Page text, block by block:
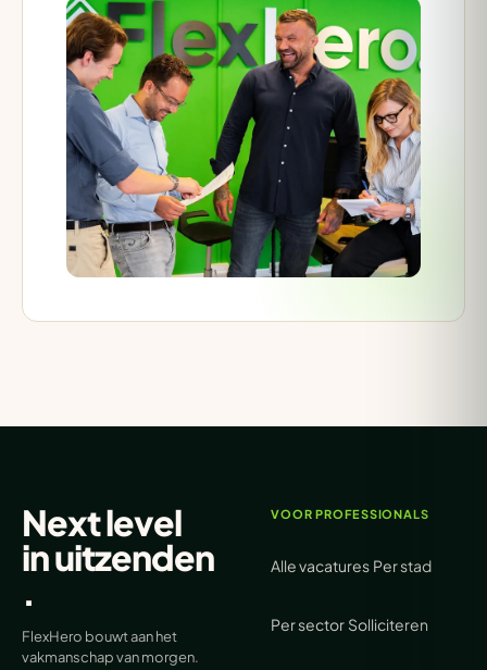
Next level
inuitzenden
.
FlexHero bouwt aan het
vakmanschap van morgen.
VOOR PROFESSIONALS
Alle vacatures Per stad
Per sector Solliciteren